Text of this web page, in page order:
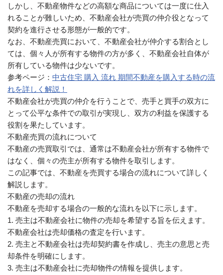
しかし、不動産物件などの高額な商品については一度に仕入
れることが難しいため、不動産会社が売買の仲介役となって
契約を進行させる形態が一般的です。
なお、不動産売買において、不動産会社が仲介する割合とし
ては、個々人が所有する物件の方が多く、不動産会社自体が
所有している物件は少ないです。
参考ページ： 中古住宅 購入 流れ 期間不動産を購入する時の流
れを詳しく解説！
不動産会社が売買の仲介を行うことで、売手と買手の双方に
とって公平な条件での取引が実現し、双方の利益を保護する
役割を果たしています。
不動産売買の流れについて
不動産の売買取引では、通常は不動産会社が所有する物件で
はなく、個々の売主が所有する物件を取引します。
この記事では、不動産を売買する場合の流れについて詳しく
解説します。
不動産の売却の流れ
不動産を売却する場合の一般的な流れを以下に示します。
1. 売主は不動産会社に物件の売却を希望する旨を伝えます。
不動産会社は売却価格の査定を行います。
2. 売主と不動産会社は売却契約書を作成し、売主の意思と売
却条件を明確にします。
3. 売主は不動産会社に売却物件の情報を提供します。